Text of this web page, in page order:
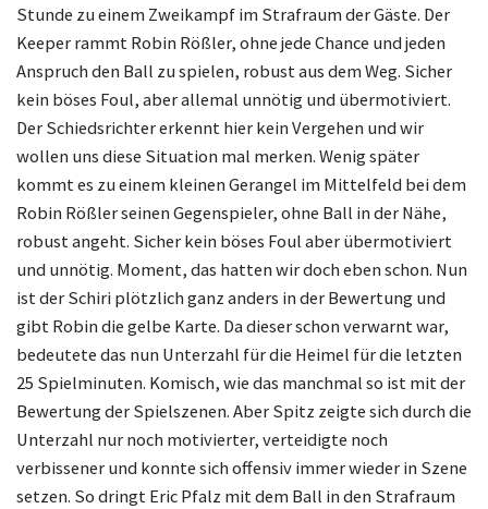
Stunde zu einem Zweikampf im Strafraum der Gäste. Der
Keeper rammt Robin Rößler, ohne jede Chance und jeden
Anspruch den Ball zu spielen, robust aus dem Weg. Sicher
kein böses Foul, aber allemal unnötig und übermotiviert.
Der Schiedsrichter erkennt hier kein Vergehen und wir
wollen uns diese Situation mal merken. Wenig später
kommt es zu einem kleinen Gerangel im Mittelfeld bei dem
Robin Rößler seinen Gegenspieler, ohne Ball in der Nähe,
robust angeht. Sicher kein böses Foul aber übermotiviert
und unnötig. Moment, das hatten wir doch eben schon. Nun
ist der Schiri plötzlich ganz anders in der Bewertung und
gibt Robin die gelbe Karte. Da dieser schon verwarnt war,
bedeutete das nun Unterzahl für die Heimel für die letzten
25 Spielminuten. Komisch, wie das manchmal so ist mit der
Bewertung der Spielszenen. Aber Spitz zeigte sich durch die
Unterzahl nur noch motivierter, verteidigte noch
verbissener und konnte sich offensiv immer wieder in Szene
setzen. So dringt Eric Pfalz mit dem Ball in den Strafraum